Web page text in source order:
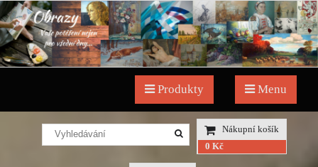
Produkty Menu
Nákupní košík
0 Kč